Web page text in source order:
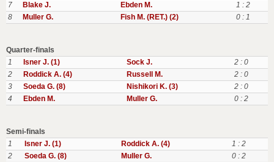
7
Blake J. Ebden M.
1 : 2
8
Muller G. Fish M. (RET.) (2) 0 : 1
Quarter-finals
1
Isner J. (1) Sock J.
2 : 0
2
Roddick A. (4) Russell M.
2 : 0
3
Soeda G. (8) Nishikori K. (3)
2 : 0
4
Ebden M. Muller G. 0 : 2
Semi-finals
1
Isner J. (1) Roddick A. (4)
1 : 2
2
Soeda G. (8) Muller G. 0 : 2